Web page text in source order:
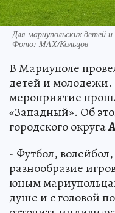
Для мариупольских детей
Фото: MAX/Кольцов
В Мариуполе
детей и молодежи.
мероприятие
«Западный». Об
городского округа
- Футбол,
разнообразие
юным
душе и с головой